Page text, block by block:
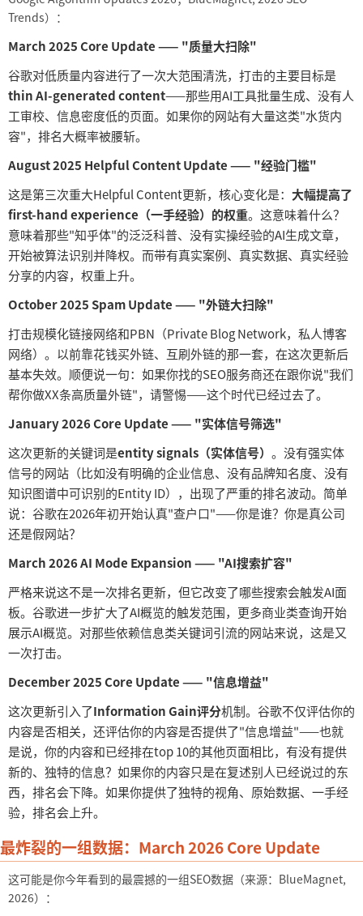
Trends）：
March 2025 Core Update —— "质量大扫除"
谷歌对低质量内容进行了一次大范围清洗，打击的主要目标是
thin AI-generated content——那些用AI工具批量生成、没有人
工审校、信息密度低的页面。如果你的网站有大量这类"水货内
容"，排名大概率被腰斩。
August 2025 Helpful Content Update —— "经验门槛"
这是第三次重大Helpful Content更新，核心变化是： 大幅提高了
first-hand experience（一手经验）的权重。这意味着什么？
意味着那些"知乎体"的泛泛科普、没有实操经验的AI生成文章，
开始被算法识别并降权。而带有真实案例、真实数据、真实经验
分享的内容，权重上升。
October 2025 Spam Update —— "外链大扫除"
打击规模化链接网络和PBN（Private Blog Network，私人博客
网络）。以前靠花钱买外链、互刷外链的那一套，在这次更新后
基本失效。顺便说一句：如果你找的SEO服务商还在跟你说"我们
帮你做XX条高质量外链"，请警惕——这个时代已经过去了。
January 2026 Core Update —— "实体信号筛选"
这次更新的关键词是entity signals（实体信号） 。没有强实体
信号的网站（比如没有明确的企业信息、没有品牌知名度、没有
知识图谱中可识别的Entity ID），出现了严重的排名波动。简单
说：谷歌在2026年初开始认真"查户口"——你是谁？你是真公司
还是假网站？
March 2026 AI Mode Expansion —— "AI搜索扩容"
严格来说这不是一次排名更新，但它改变了哪些搜索会触发AI面
板。谷歌进一步扩大了AI概览的触发范围，更多商业类查询开始
展示AI概览。对那些依赖信息类关键词引流的网站来说，这是又
一次打击。
December 2025 Core Update —— "信息增益"
这次更新引入了Information Gain评分机制。谷歌不仅评估你的
内容是否相关，还评估你的内容是否提供了"信息增益"——也就
是说，你的内容和已经排在top 10的其他页面相比，有没有提供
新的、独特的信息？如果你的内容只是在复述别人已经说过的东
西，排名会下降。如果你提供了独特的视角、原始数据、一手经
验，排名会上升。
最炸裂的一组数据： March 2026 Core Update
这可能是你今年看到的最震撼的一组SEO数据（来源：BlueMagnet,
2026）：